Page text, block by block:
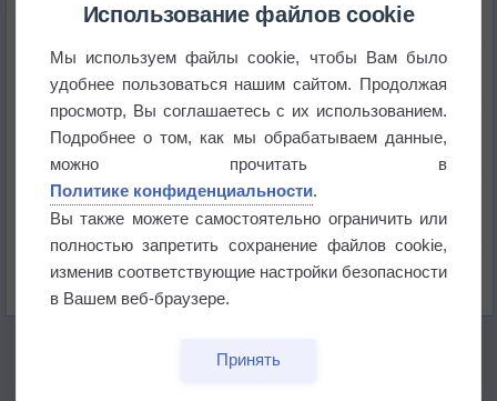
Приложение построит маршрут через тень
Атмосфера начала замерзать
В Приморье обнаружены морские волны тепла
бабочек
Использование файлов cookie
Мы используем файлы cookie, чтобы Вам было
удобнее пользоваться нашим сайтом. Продолжая
просмотр, Вы соглашаетесь с их использованием.
Подробнее о том, как мы обрабатываем данные,
можно прочитать в
Политике конфиденциальности.
Вы также можете самостоятельно ограничить или
полностью запретить сохранение файлов cookie,
изменив соответствующие настройки безопасности
в Вашем веб-браузере.
Принять